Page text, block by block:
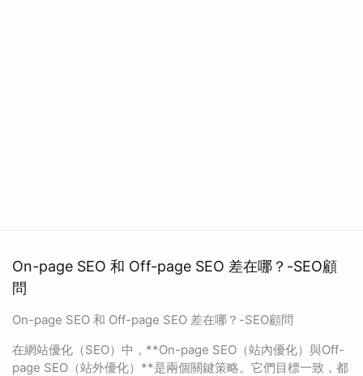
On-page SEO 和 Off-page SEO 差在哪？-SEO顧
問
On-page SEO 和 Off-page SEO 差在哪？-SEO顧問
在網站優化（SEO）中，**On-page SEO（站內優化）與Off-
page SEO（站外優化）**是兩個關鍵策略。它們目標一致，都